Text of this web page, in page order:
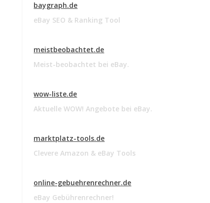
baygraph.de
eBay SEO & Ranking Tool
meistbeobachtet.de
Meist-beobachtet bei eBay.
wow-liste.de
Aktuelle WOW! Angebote bei eBay.
marktplatz-tools.de
Clevere Amazon & eBay Tools
online-gebuehrenrechner.de
eBay Gebührenrechner!